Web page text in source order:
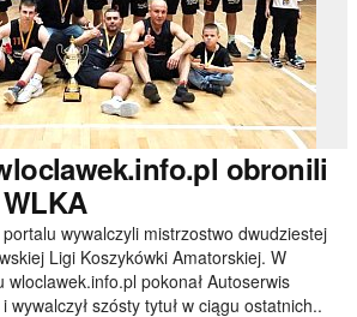
obronili
wywalczyli mistrzostwo dwudziestej
Ligi Koszykówki Amatorskiej. W
wloclawek.info.pl pokonał Autoserwis
wywalczył szósty tytuł w ciągu ostatnich..